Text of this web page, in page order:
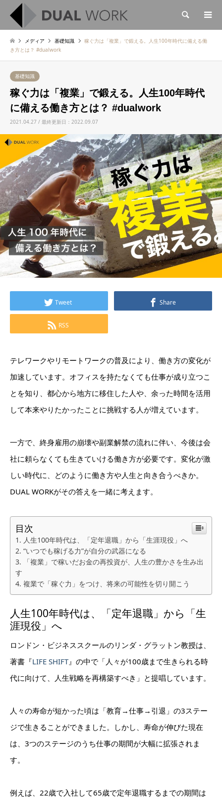
検索
メディア 基礎知識
稼ぐ力は「複業」で鍛える。人生100年時代に備える働
き方とは？ #dualwork
基礎知識
稼ぐ力は「複業」で鍛える。人生100年時代
に備える働き方とは？ #dualwork
2021.04.27 / 最終更新日：2022.09.07
Tweet Share
RSS
テレワークやリモートワークの普及により、働き方の変化が
加速しています。 オフィスを持たなくても仕事が成り立つこ
とを知り、都心から地方に移住した人や、余った時間を活用
して本来やりたかったことに挑戦する人が増えています。
一方で、終身雇用の崩壊や副業解禁の流れに伴い、今後は会
社に頼らなくても生きていける働き方が必要です。 変化が激
しい時代に、どのように働き方や人生と向き合うべきか。
DUAL WORKがその答えを一緒に考えます。
目次
人生100年時代は、「定年退職」から「生涯現役」へ
“いつでも稼げる力”が自分の武器になる
「複業」で稼いだお金の再投資が、人生の豊かさを生み出
す
複業で「稼ぐ力」をつけ、将来の可能性を切り開こう
人生100年時代は、「定年退職」から「生
涯現役」へ
ロンドン・ビジネススクールのリンダ・グラットン教授は、
著書『LIFE SHIFT』の中で「人々が100歳まで生きられる時
代に向けて、人生戦略を再構築すべき」と提唱しています。
人々の寿命が短かった頃は「教育→仕事→引退」の3ステー
ジで生きることができました。しかし、寿命が伸びた現在
は、3つのステージのうち仕事の期間が大幅に拡張されま
す。
例えば、22歳で入社して65歳で定年退職するまでの期間は